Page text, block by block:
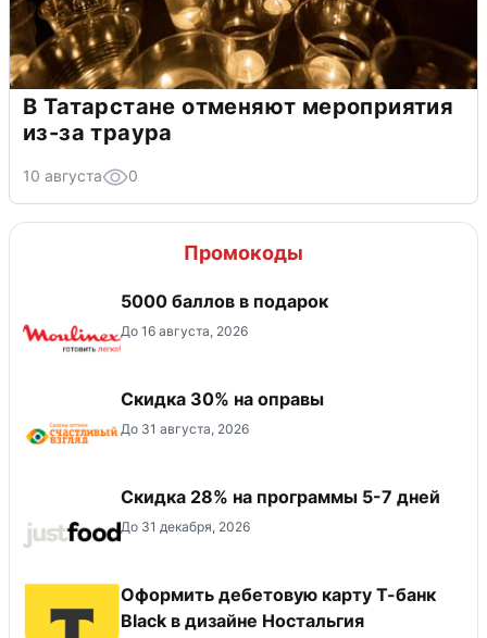
В Татарстане отменяют мероприятия
из-за траура
10 августа 0
Промокоды
5000 баллов в подарок
До 16 августа, 2026
Скидка 30% на оправы
До 31 августа, 2026
Скидка 28% на программы 5-7 дней
До 31 декабря, 2026
Оформить дебетовую карту Т-банк
Black в дизайне Ностальгия